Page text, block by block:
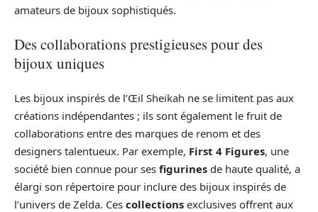
amateurs de bijoux sophistiqués.
Des collaborations prestigieuses pour des
bijoux uniques
Les bijoux inspirés de l’Œil Sheikah ne se limitent pas aux
créations indépendantes ; ils sont également le fruit de
collaborations entre des marques de renom et des
designers talentueux. Par exemple, First 4 Figures, une
société bien connue pour ses figurines de haute qualité, a
élargi son répertoire pour inclure des bijoux inspirés de
l’univers de Zelda. Ces collections exclusives offrent aux